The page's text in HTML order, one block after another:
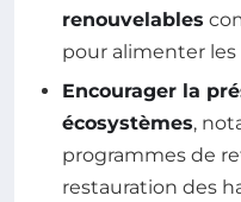
renouvelables
pour alimenter les
Encourager la
écosystèmes,
programmes de
restauration des